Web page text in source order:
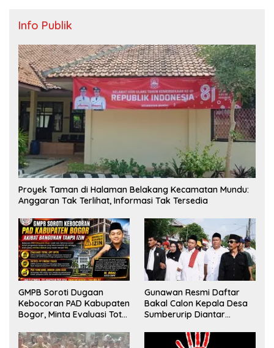
Info Publik
Proyek Taman di Halaman Belakang Kecamatan Mundu:
Anggaran Tak Terlihat, Informasi Tak Tersedia
GMPB Soroti Dugaan
Kebocoran PAD Kabupaten
Bogor, Minta Evaluasi Total
Tak Berizin
Gunawan Resmi Daftar
Bakal Calon Kepala Desa
Sumberurip Diantar
Pendukung ke Meja Panitia